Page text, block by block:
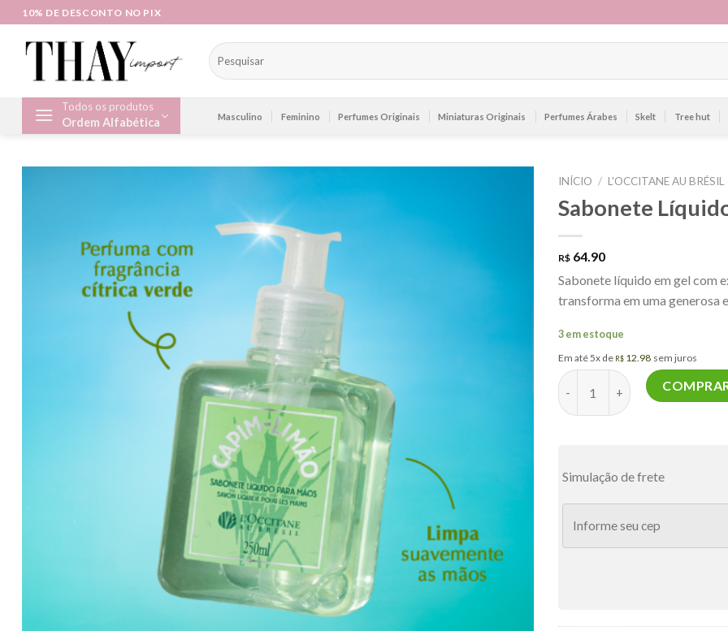
Skip
to
content
10% DE DESCONTO NO PIX
Pesquisar
por:
Todos os produtos
Ordem Alfabética Masculino Feminino Perfumes Originais Miniaturas Originais Perfumes Árabes Skelt Tree hut
INÍCIO / L'OCCITANE AU BRÉSIL
Sabonete
R$ 64.90
Sabonete líquido em gel com
transforma em uma generosa
3 em estoque
Em até 5x de R$ 12.98 sem juros
Sabonete Líquido para Mãos
Simulação de frete